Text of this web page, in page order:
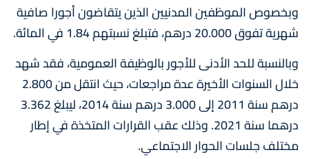
وبخصوص الموظفين المدنيين الذين يتقاضون أجورا صافية
شهرية تفوق 20.000 درهم، فتبلغ نسبتهم 1.84 في المائة.
وبالنسبة للحد الأدنى للأجور بالوظيفة العمومية، فقد شهد
خلال السنوات الأخيرة عدة مراجعات، حيث انتقل من 2.800
درهم سنة 2011 إلى 3.000 درهم سنة 2014، ليبلغ 3.362
درهما سنة 2021. وذلك عقب القرارات المتخذة في إطار
مختلف جلسات الحوار الاجتماعي.